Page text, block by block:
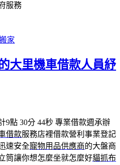
服務
家
大里機車借款人員紓
9點 30分 44秒 專業借款週承辦
借款服務店裡借款營利事業登記
速安全寵物用品供應商的大盤商
筒讓你想怎麼坐就怎麼好貓抓布